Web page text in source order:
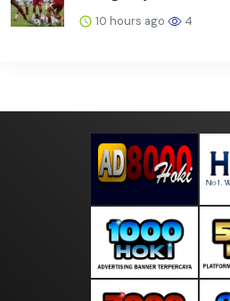
10 hours ago 4